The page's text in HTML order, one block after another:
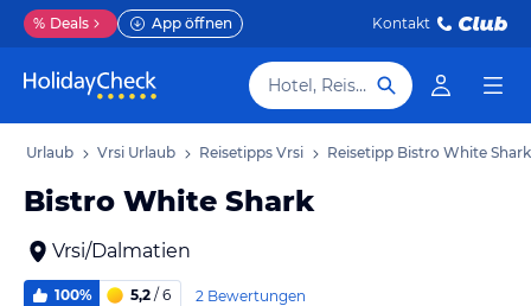
% Deals App öffnen Kontakt
Hotel, Reiseziel
Urlaub Vrsi Urlaub Reisetipps Vrsi Reisetipp Bistro White Shark
Bistro White Shark
Vrsi/Dalmatien
100% 5,2 / 6 2 Bewertungen